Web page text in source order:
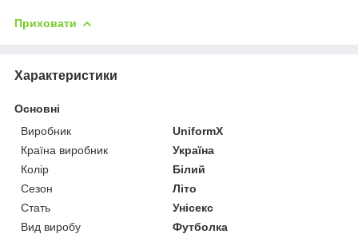
Приховати
Характеристики
Основні
Виробник
UniformX
Країна виробник
Україна
Колір
Білий
Сезон
Літо
Стать
Унісекс
Вид виробу
Футболка